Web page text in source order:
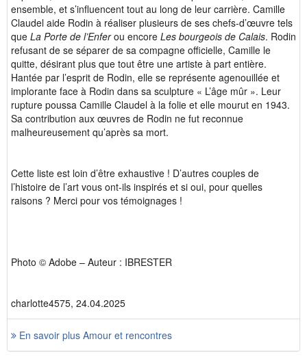
ensemble, et s’influencent tout au long de leur carrière. Camille
Claudel aide Rodin à réaliser plusieurs de ses chefs-d’œuvre tels
que La Porte de l’Enferou encore Les bourgeois de Calais. Rodin
refusant de se séparer de sa compagne officielle, Camille le
quitte, désirant plus que tout être une artiste à part entière.
Hantée par l’esprit de Rodin, elle se représente agenouillée et
implorante face à Rodin dans sa sculpture « L’âge mûr ». Leur
rupture poussa Camille Claudel à la folie et elle mourut en 1943.
Sa contribution aux œuvres de Rodin ne fut reconnue
malheureusement qu’après sa mort.
Cette liste est loin d’être exhaustive ! D’autres couples de
l’histoire de l’art vous ont-ils inspirés et si oui, pour quelles
raisons ? Merci pour vos témoignages !
Photo © Adobe – Auteur : IBRESTER
charlotte4575, 24.04.2025
En savoir plus Amour et rencontres